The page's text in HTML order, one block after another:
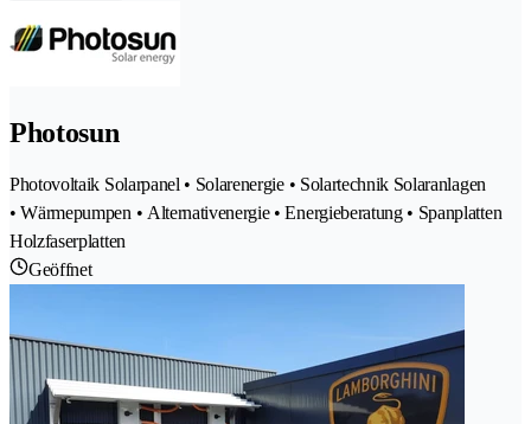
Photosun
Photovoltaik Solarpanel • Solarenergie • Solartechnik Solaranlagen
• Wärmepumpen • Alternativenergie • Energieberatung • Spanplatten
Holzfaserplatten
Geöffnet